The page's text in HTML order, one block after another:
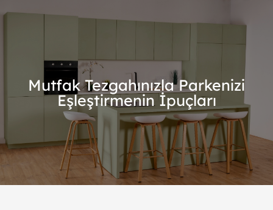
Mutfak Tezgahınızla Parkenizi
Eşleştirmenin İpuçları